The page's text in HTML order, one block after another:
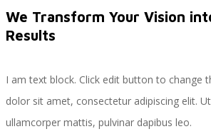
Servicios y productos cloud
SAP S/4 HANA
We Transform Your Vision
Results
I am text block. Click edit button to change
dolor sit amet, consectetur adipiscing elit.
ullamcorper mattis, pulvinar dapibus leo.